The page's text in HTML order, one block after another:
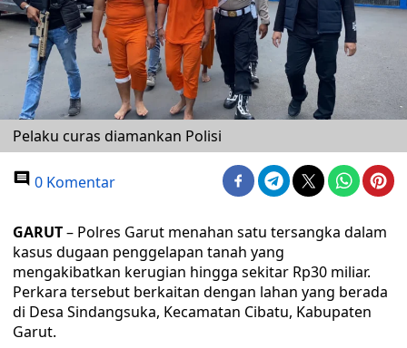
Pelaku curas diamankan Polisi
0 Komentar
GARUT– Polres Garut menahan satu tersangka dalam
kasus dugaan penggelapan tanah yang
mengakibatkan kerugian hingga sekitar Rp30 miliar.
Perkara tersebut berkaitan dengan lahan yang berada
di Desa Sindangsuka, Kecamatan Cibatu, Kabupaten
Garut.